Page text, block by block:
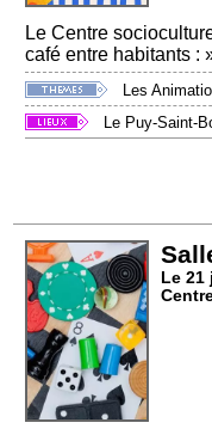
Le Centre
café entre habitants :
Les
Le Puy-Saint-
Le 21